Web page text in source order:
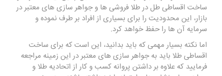
ساخت اقساطی طل در طلا فروشی ها و جواهر سازی های معتبر در
بازار، این محدودیت را برای بسیاری از افراد بر طرف نموده و
سرمایه آن ها را حفظ خواهد کرد.
اما نکته بسیار مهمی که باید بدانید، این است که برای ساخت
اقساطی طلا باید به جواهر سازی های معتبر در این زمینه مراجعه
فرمایید که علاوه بر داشتن پروانه کسب و کار از اتحادیه طلا و